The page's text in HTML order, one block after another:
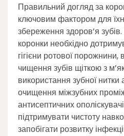
Правильний догляд за
ключовим фактором для
збереження здоров’я
коронки необхідно
гігієни ротової
чищення зубів щіткою з
використання зубної
очищення міжзубних
антисептичних
підтримувати чистоту
запобігати розвитку